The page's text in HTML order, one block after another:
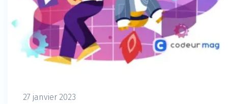
27 janvier 2023